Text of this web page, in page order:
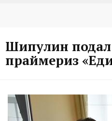
Шипулин подал
праймериз